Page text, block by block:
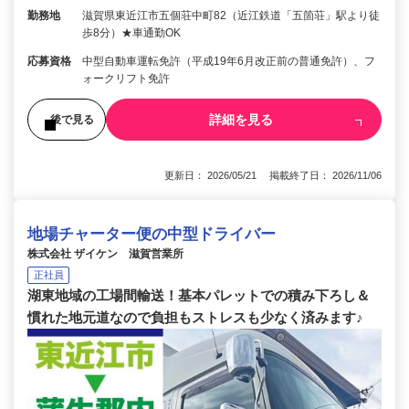
勤務地
滋賀県東近江市五個荘中町82（近江鉄道「五箇荘」駅より徒
歩8分）★車通勤OK
応募資格
中型自動車運転免許（平成19年6月改正前の普通免許）、フ
ォークリフト免許
後で見る 詳細を見る
更新日： 2026/05/21 掲載終了日： 2026/11/06
地場チャーター便の中型ドライバー
株式会社 ザイケン 滋賀営業所
正社員
湖東地域の工場間輸送！基本パレットでの積み下ろし＆
慣れた地元道なので負担もストレスも少なく済みます♪